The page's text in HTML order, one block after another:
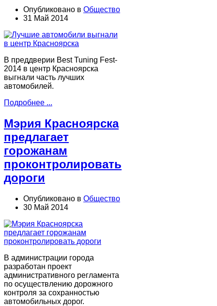
Опубликовано в Общество
31 Май 2014
В преддверии Вest Tuning Fest-
2014 в центр Красноярска
выгнали часть лучших
автомобилей.
Подробнее ...
Мэрия Красноярска
предлагает
горожанам
проконтролировать
дороги
Опубликовано в Общество
30 Май 2014
В администрации города
разработан проект
административного регламента
по осуществлению дорожного
контроля за сохранностью
автомобильных дорог.